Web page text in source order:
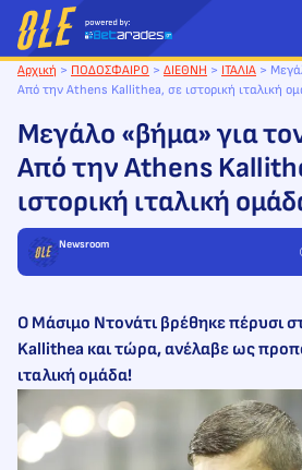
Μετάβαση
στο
περιεχόμενο
Αρχική > ΠΟΔΟΣΦΑΙΡΟ > ΔΙΕΘΝΗ > ΙΤΑΛΙΑ >
Από την Athens Kallithea, σε ιστορική ιταλική
Μεγάλο «βήμα» για
Από την Athens
ιστορική ιταλική
Newsroom
Ο Μάσιμο Ντονάτι βρέθηκε πέρυσι
Kallithea και τώρα, ανέλαβε ως
ιταλική ομάδα!